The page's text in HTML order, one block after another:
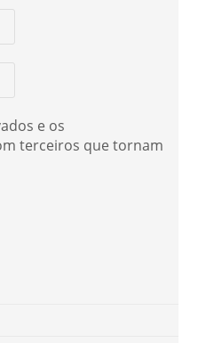
e os
terceiros que tornam